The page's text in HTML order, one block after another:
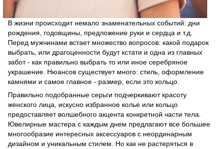
В жизни происходит немало знаменательных событий: дни
рождения, годовщины, предложение руки и сердца и т.д.
Перед мужчинами встает множество вопросов: какой подарок
выбрать, или драгоценности будут кстати и одна из главных
забот - как правильно выбрать то или иное серебряное
украшение. Нюансов существует много: стиль, оформление
камнями и самое главное - размер, если это кольцо.
Правильно подобранные серьги подчеркивают красоту
женского лица, искусно избранное колье или кольцо
предоставляет волшебного акцента конкретной части тела.
Ювелирные мастера с каждым днем ​​предлагают все большее
многообразие интересных аксессуаров с неординарным
дизайном и уникальным стилем. Но как не растеряться в